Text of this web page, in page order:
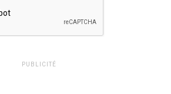
PUBLICITÉ